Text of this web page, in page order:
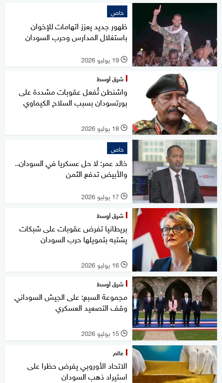
خاص
ظهور جديد يعزز اتهامات للإخوان
باستغلال المدارس وحرب السودان
l 19 يوليو 2026
شرق أوسط
واشنطن تُفعل عقوبات مشددة على
بورتسودان بسبب السلاح الكيماوي
l 18 يوليو 2026
خاص
خالد عمر: لا حل عسكريا في السودان..
والأبيض تدفع الثمن
l 17 يوليو 2026
شرق أوسط
بريطانيا تفرض عقوبات على شبكات
يشتبه بتمويلها حرب السودان
l 16 يوليو 2026
شرق أوسط
مجموعة السبع: على الجيش السوداني
وقف التصعيد العسكري
l 15 يوليو 2026
عالم
الاتحاد الأوروبي يفرض حظرا على
استيراد ذهب السودان